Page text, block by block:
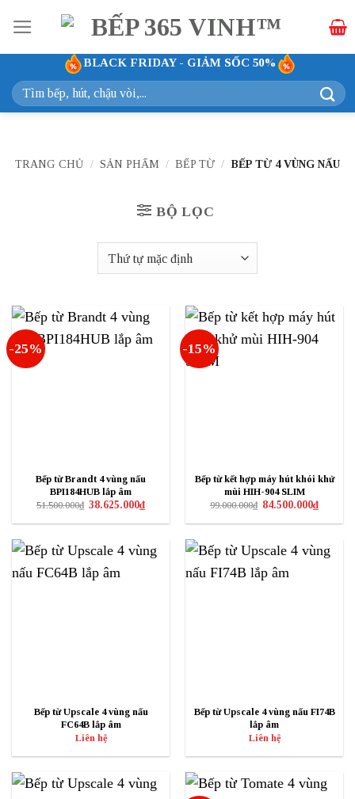
qua
nội
dung
BLACK FRIDAY - GIẢM SỐC 50%
Tìm
kiếm:
TRANG CHỦ / SẢN PHẨM / BẾP TỪ / BẾP TỪ 4 VÙNG NẤU
BỘ LỌC
-25%
Bếp từ Brandt 4 vùng nấu
BPI184HUB lắp âm
51.500.000₫ Giá
là:
38.625.000₫Giá
hiện
tại
38.625.000₫.
-15%
Bếp từ kết hợp máy hút khói khử
mùi HIH-904 SLIM
99.000.000₫ Giá
là:
84.500.000₫Giá
hiện
tại
Bếp từ Upscale 4 vùng nấu
FC64B lắp âm
Liên hệ
Bếp từ Upscale 4 vùng nấu FI74B
lắp âm
Liên hệ